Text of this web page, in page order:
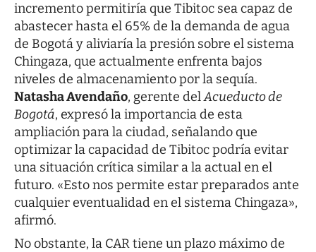
incremento permitiría que Tibitoc sea capaz de
abastecer hasta el 65% de la demanda de agua
de Bogotá y aliviaría la presión sobre el sistema
Chingaza, que actualmente enfrenta bajos
niveles de almacenamiento por la sequía.
Natasha Avendaño, gerente delAcueducto de
Bogotá, expresó la importancia de esta
ampliación para la ciudad, señalando que
optimizar la capacidad de Tibitoc podría evitar
una situación crítica similar a la actual en el
futuro. «Esto nos permite estar preparados ante
cualquier eventualidad en el sistema Chingaza»,
afirmó.
No obstante, la CAR tiene un plazo máximo de